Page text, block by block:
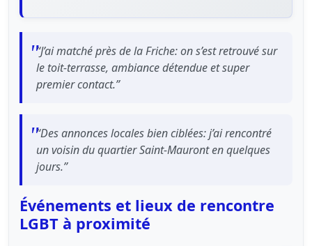
“J’ai matché près de la Friche: on s’est retrouvé sur
le toit-terrasse, ambiance détendue et super
premier contact.”
“Des annonces locales bien ciblées: j’ai rencontré
un voisin du quartier Saint-Mauront en quelques
jours.”
Événements et lieux de rencontre
LGBT à proximité